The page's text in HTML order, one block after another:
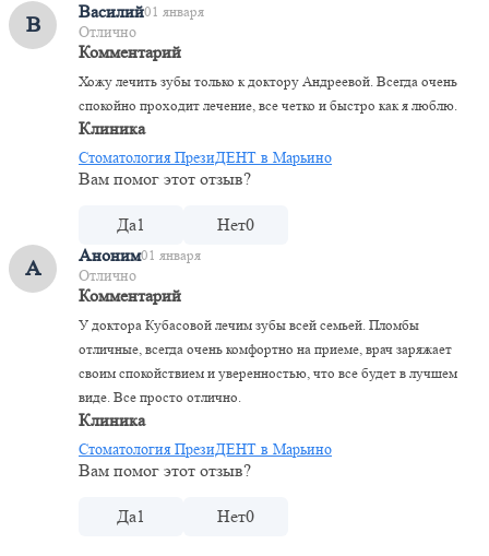
В
Василий01 января
Отлично
Комментарий
Хожу лечить зубы только к доктору Андреевой. Всегда очень
спокойно проходит лечение, все четко и быстро как я люблю.
Клиника
Стоматология ПрезиДЕНТ в Марьино
Вам помог этот отзыв?
Да1 Нет0
А
Аноним01 января
Отлично
Комментарий
У доктора Кубасовой лечим зубы всей семьей. Пломбы
отличные, всегда очень комфортно на приеме, врач заряжает
своим спокойствием и уверенностью, что все будет в лучшем
виде. Все просто отлично.
Клиника
Стоматология ПрезиДЕНТ в Марьино
Вам помог этот отзыв?
Да1 Нет0